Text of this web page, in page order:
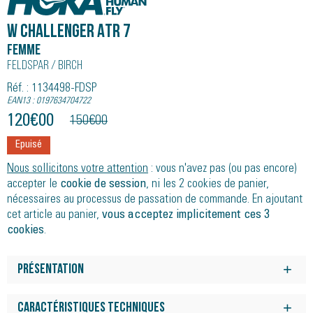
W CHALLENGER ATR 7
Femme
Feldspar / Birch
Réf. : 1134498-FDSP
EAN13 : 0197634704722
120€00 150€00
Epuisé
Nous sollicitons votre attention : vous n'avez pas (ou pas encore)
accepter le cookie de session, ni les 2 cookies de panier,
nécessaires au processus de passation de commande. En ajoutant
cet article au panier, vous acceptez implicitement ces 3
cookies.
Présentation
Challenger 7 a été entièrement repensée. Associant une tige
Caractéristiques techniques